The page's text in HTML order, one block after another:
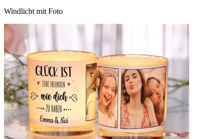
Windlicht mit Foto